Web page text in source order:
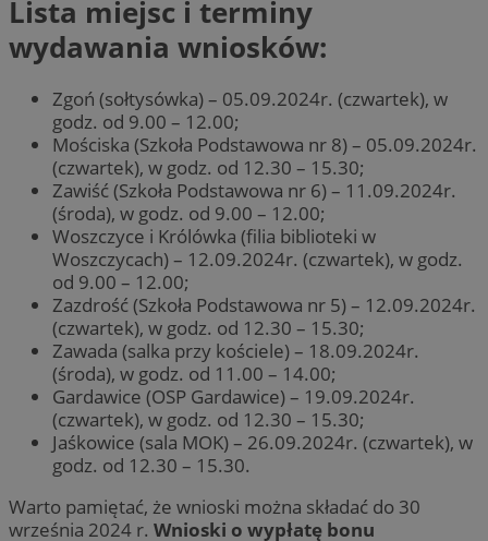
Lista miejsc i terminy
wydawania wniosków:
Zgoń (sołtysówka) – 05.09.2024r. (czwartek), w
godz. od 9.00 – 12.00;
Mościska (Szkoła Podstawowa nr 8) – 05.09.2024r.
(czwartek), w godz. od 12.30 – 15.30;
Zawiść (Szkoła Podstawowa nr 6) – 11.09.2024r.
(środa), w godz. od 9.00 – 12.00;
Woszczyce i Królówka (filia biblioteki w
Woszczycach) – 12.09.2024r. (czwartek), w godz.
od 9.00 – 12.00;
Zazdrość (Szkoła Podstawowa nr 5) – 12.09.2024r.
(czwartek), w godz. od 12.30 – 15.30;
Zawada (salka przy kościele) – 18.09.2024r.
(środa), w godz. od 11.00 – 14.00;
Gardawice (OSP Gardawice) – 19.09.2024r.
(czwartek), w godz. od 12.30 – 15.30;
Jaśkowice (sala MOK) – 26.09.2024r. (czwartek), w
godz. od 12.30 – 15.30.
Warto pamiętać, że wnioski można składać do 30
września 2024 r. Wnioski o wypłatę bonu